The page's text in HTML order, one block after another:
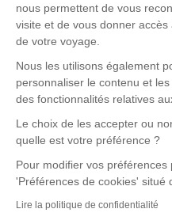
nous permettent de vous
visite et de vous donner accès
de votre voyage.
Nous les utilisons également
personnaliser le contenu et
des fonctionnalités relatives
Le choix de les accepter ou
quelle est votre préférence ?
Pour modifier vos
'Préférences de cookies' situé
Lire la politique de confidentialité